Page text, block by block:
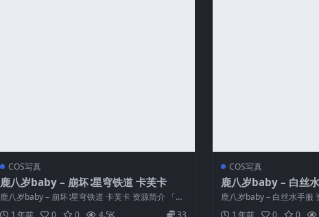
COS写真
鹿八岁baby – 崩坏∶星穹铁道 卡芙卡
鹿八岁baby – 崩坏∶星穹铁道 卡芙卡 资源简介 「资
源名称」：鹿八岁bab...
1 年前 0 0 4.5K 33
COS写真
鹿八岁baby – 白丝
鹿八岁baby – 白丝水手服
称」：鹿八岁baby – 白丝...
1 年前 0 0